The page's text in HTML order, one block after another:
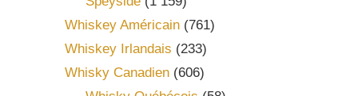
Whiskey Américain (761)
Whiskey Irlandais (233)
Whisky Canadien (606)